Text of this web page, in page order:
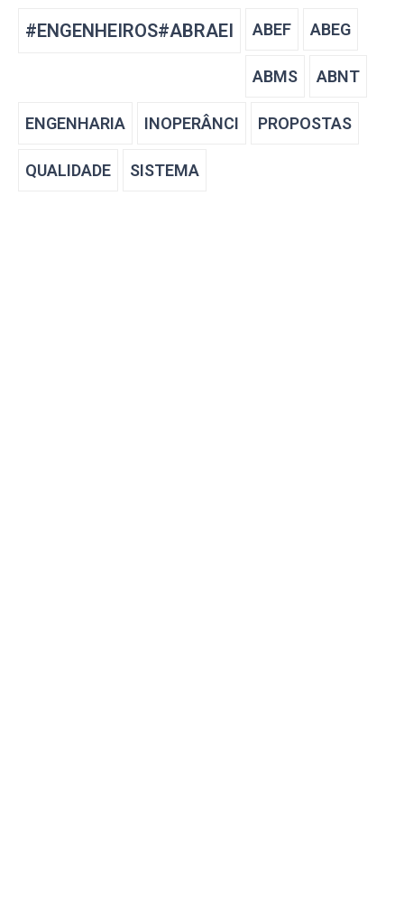
#ENGENHEIROS#ABRAEI ABEF ABEG
ABMS ABNT
ENGENHARIA INOPERÂNCI PROPOSTAS
QUALIDADE SISTEMA